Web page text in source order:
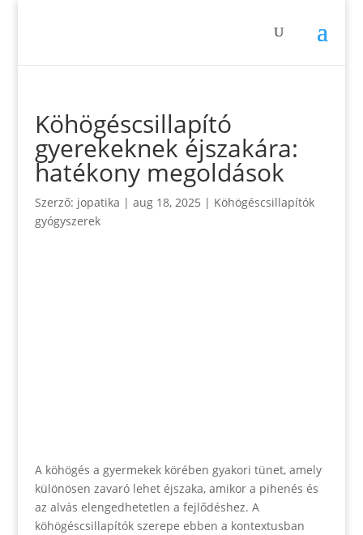
Köhögéscsillapító
gyerekeknek éjszakára:
hatékony megoldások
Szerző: jopatika | aug 18, 2025 | Köhögéscsillapítók
gyógyszerek
A köhögés a gyermekek körében gyakori tünet, amely
különösen zavaró lehet éjszaka, amikor a pihenés és
az alvás elengedhetetlen a fejlődéshez. A
köhögéscsillapítók szerepe ebben a kontextusban